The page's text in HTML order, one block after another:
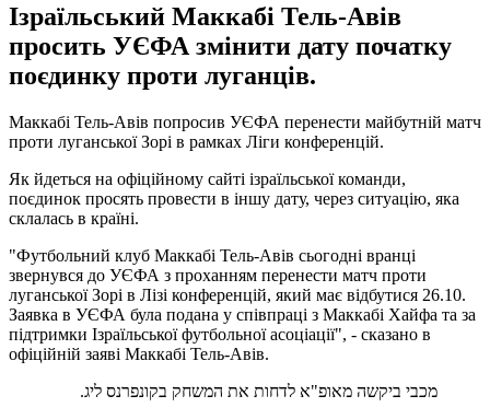
Ізраїльський Маккабі Тель-Авів
просить УЄФА змінити дату початку
поєдинку проти луганців.
Маккабі Тель-Авів попросив УЄФА перенести майбутній матч
проти луганської Зорі в рамках Ліги конференцій.
Як йдеться на офіційному сайті ізраїльської команди,
поєдинок просять провести в іншу дату, через ситуацію, яка
склалась в країні.
"Футбольний клуб Маккабі Тель-Авів сьогодні вранці
звернувся до УЄФА з проханням перенести матч проти
луганської Зорі в Лізі конференцій, який має відбутися 26.10.
Заявка в УЄФА була подана у співпраці з Маккабі Хайфа та за
підтримки Ізраїльської футбольної асоціації", - сказано в
офіційній заяві Маккабі Тель-Авів.
מכבי ביקשה מאופ"א לדחות את המשחק בקונפרנס ליג.